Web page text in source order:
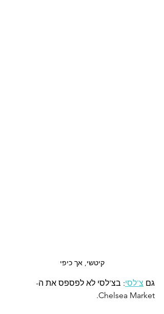
קיטשי, אך כיפי
גם צ'לסי: בצ'לסי לא לפספס את ה-
Chelsea Market.